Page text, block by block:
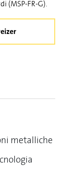
(MSP-FR-G).
metalliche